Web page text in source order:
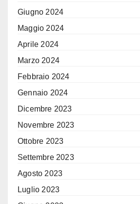
Giugno 2024
Maggio 2024
Aprile 2024
Marzo 2024
Febbraio 2024
Gennaio 2024
Dicembre 2023
Novembre 2023
Ottobre 2023
Settembre 2023
Agosto 2023
Luglio 2023